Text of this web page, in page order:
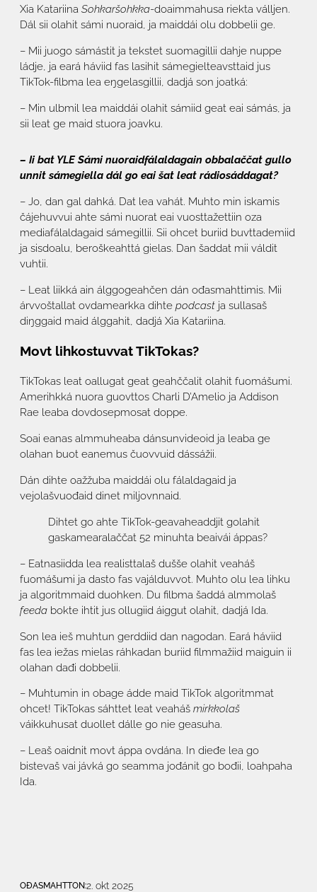
Xia Katariina Sohkaršohkka-doaimmahusa riekta válljen.
Dál sii olahit sámi nuoraid, ja maiddái olu dobbelii ge.
– Mii juogo sámástit ja tekstet suomagillii dahje nuppe
ládje, ja eará háviid fas lasihit sámegielteavsttaid jus
TikTok-filbma lea eŋgelasgillii, dadjá son joatká:
– Min ulbmil lea maiddái olahit sámiid geat eai sámás, ja
sii leat ge maid stuora joavku.
– Ii bat YLE Sámi nuoraidfálaldagain obbalaččat gullo
unnit sámegiella dál go eai šat leat rádiosáddagat?
– Jo, dan gal dahká. Dat lea vahát. Muhto min iskamis
čájehuvvui ahte sámi nuorat eai vuosttažettiin oza
mediafálaldagaid sámegillii. Sii ohcet buriid buvttademiid
ja sisdoalu, beroškeahttá gielas. Dan šaddat mii váldit
vuhtii.
– Leat liikká ain álggogeahčen dán ođasmahttimis. Mii
árvvoštallat ovdamearkka dihte podcast ja sullasaš
diŋggaid maid álggahit, dadjá Xia Katariina.
Movt lihkostuvvat TikTokas?
TikTokas leat oallugat geat geahččalit olahit fuomášumi.
Amerihkká nuora guovttos Charli D’Amelio ja Addison
Rae leaba dovdosepmosat doppe.
Soai eanas almmuheaba dánsunvideoid ja leaba ge
olahan buot eanemus čuovvuid dássážii.
Dán dihte oažžuba maiddái olu fálaldagaid ja
vejolašvuođaid dinet miljovnnaid.
Dihtet go ahte TikTok-geavaheaddjit golahit
gaskamearalaččat 52 minuhta beaivái áppas?
– Eatnasiidda lea realisttalaš dušše olahit veaháš
fuomášumi ja dasto fas vajálduvvot. Muhto olu lea lihku
ja algoritmmaid duohken. Du filbma šaddá almmolaš
feeda bokte ihtit jus ollugiid áiggut olahit, dadjá Ida.
Son lea ieš muhtun gerddiid dan nagodan. Eará háviid
fas lea iežas mielas ráhkadan buriid filmmažiid maiguin ii
olahan dađi dobbelii.
– Muhtumin in obage ádde maid TikTok algoritmmat
ohcet! TikTokas sáhttet leat veaháš mirkkolaš
váikkuhusat duollet dálle go nie geasuha.
– Leaš oaidnit movt áppa ovdána. In dieđe lea go
bistevaš vai jávká go seamma jođánit go bođii, loahpaha
Ida.
OĐASMAHTTON:2. okt 2025